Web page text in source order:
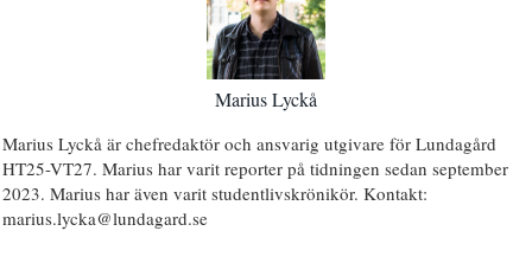
Marius Lyckå
Marius Lyckå är chefredaktör och ansvarig utgivare för Lundagård
HT25-VT27. Marius har varit reporter på tidningen sedan september
2023. Marius har även varit studentlivskrönikör. Kontakt:
marius.lycka@lundagard.se